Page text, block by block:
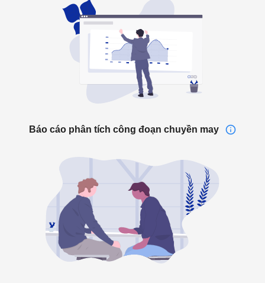
Báo cáo phân tích công đoạn chuyền may